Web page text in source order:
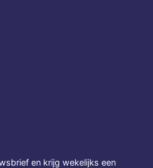
en krijg wekelijks een